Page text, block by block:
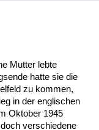
dass etwas
ausgebombt
erging,...
Mutter lebte
hatte sie die
zu kommen,
in der englischen
Oktober 1945
verschiedene